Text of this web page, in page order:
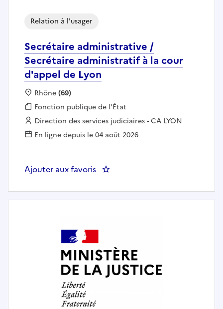
Secrétaire administrative /
Secrétaire administratif à la cour
d'appel de Lyon
Relation à l'usager
Localisation :
Rhône(69)
Fonction publique :
Fonction publique de l'État
Employeur :
Direction des services judiciaires - CA LYON
En ligne depuis le 04 août 2026
Ajouter aux favoris : Secrétaire administrative /